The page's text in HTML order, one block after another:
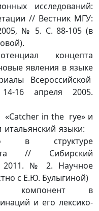
исследований:
// Вестник МГУ:
№ 5. С. 88-105 (в
концепта
явления в языке
Всероссийской
16 апреля 2005.
in the rye» и
итальянский языки:
в структуре
// Сибирский
2011. № 2. Научное
с Е.Ю. Булыгиной)
компонент в
и его лексико-